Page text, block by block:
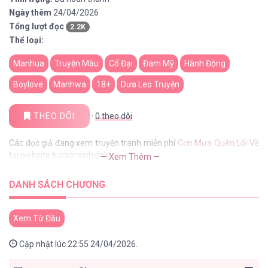
Ngày thêm 24/04/2026
Tổng lượt đọc
2.2K
Thể loại:
Manhua Truyện Màu Cổ Đại Đam Mỹ Hành Động
Boylove Manhwa 18+ Dưa Leo Truyện
THEO DÕI · 0theo dõi
Các đọc giả đang xem truyện tranh miễn phí Cơn Mưa Quên Lối Về
tại website tusachxinhxinh— Xem Thêm —
DANH SÁCH CHƯƠNG
Xem Từ Đầu
Cập nhật lúc 22:55 24/04/2026.